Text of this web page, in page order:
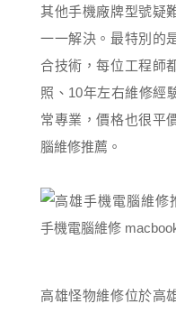
其他手機廠牌型號疑
一一解決。最特別的
合技術，每位工程師
照、10年左右維修經
常專業，價格也很平
腦維修推薦。
高雄怪物維修位於高